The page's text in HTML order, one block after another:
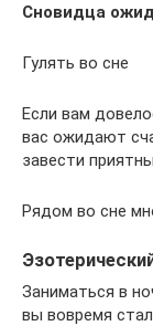
Сновидца
Гулять во сне
Если вам
вас ожидают
завести
Рядом во сне
Заниматься в
вы вовремя